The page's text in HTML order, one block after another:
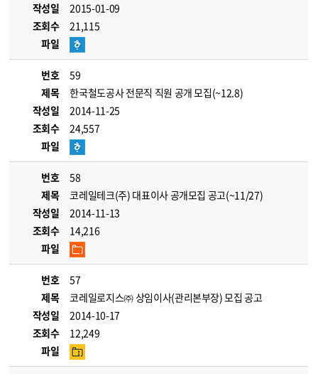
작성일
2015-01-09
조회수
21,115
파일
번호
59
제목
한국철도공사 전문직 직원 공개 모집(~12.8)
작성일
2014-11-25
조회수
24,557
파일
번호
58
제목
코레일테크(주) 대표이사 공개모집 공고(~11/27)
작성일
2014-11-13
조회수
14,216
파일
번호
57
제목
코레일로지스㈜ 상임이사(관리본부장) 모집 공고
작성일
2014-10-17
조회수
12,249
파일